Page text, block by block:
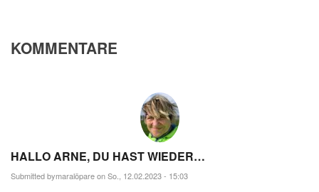
KOMMENTARE
HALLO ARNE, DU HAST WIEDER…
Submitted bymaralöpareon So., 12.02.2023 - 15:03